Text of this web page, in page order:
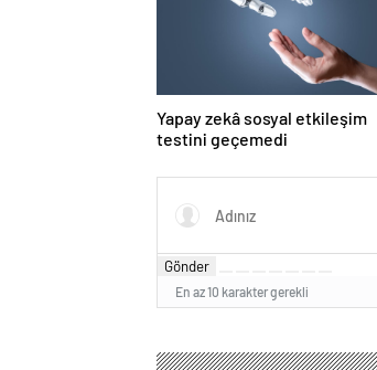
Yapay zekâ sosyal etkileşim
testini geçemedi
Gönder
En az 10 karakter gerekli